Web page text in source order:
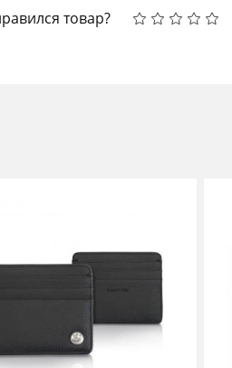
товар?